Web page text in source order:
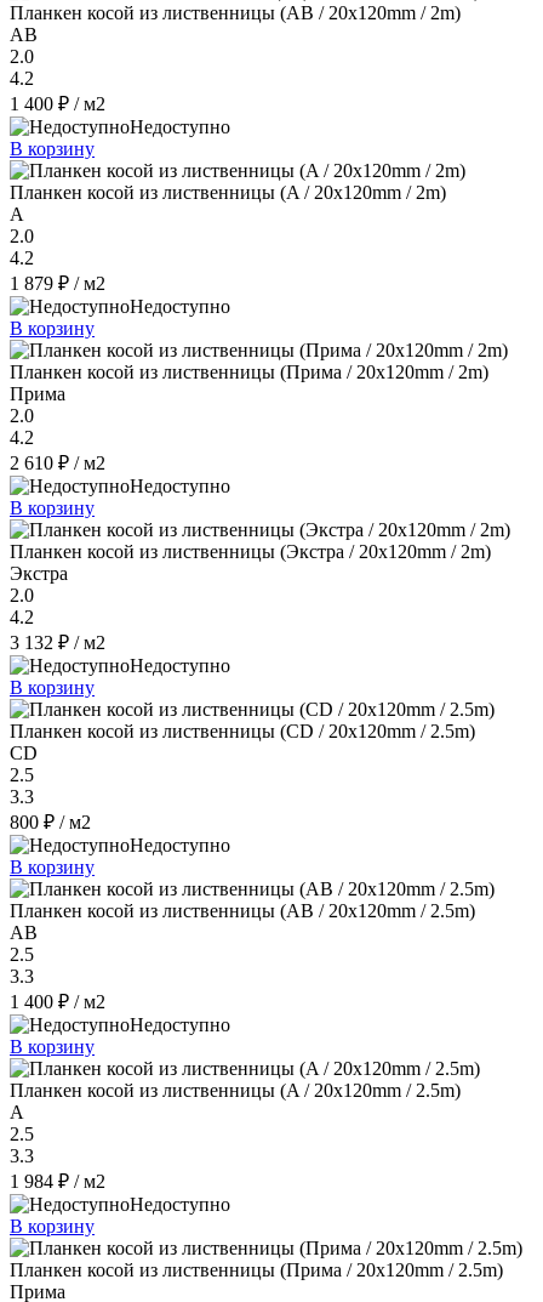
Планкен косой из лиственницы (AB / 20x120mm / 2m)
AB
2.0
4.2
1 400 ₽ / м2
Недоступно
В корзину
Планкен косой из лиственницы (A / 20x120mm / 2m)
A
2.0
4.2
1 879 ₽ / м2
Недоступно
В корзину
Планкен косой из лиственницы (Прима / 20x120mm / 2m)
Прима
2.0
4.2
2 610 ₽ / м2
Недоступно
В корзину
Планкен косой из лиственницы (Экстра / 20x120mm / 2m)
Экстра
2.0
4.2
3 132 ₽ / м2
Недоступно
В корзину
Планкен косой из лиственницы (CD / 20x120mm / 2.5m)
CD
2.5
3.3
800 ₽ / м2
Недоступно
В корзину
Планкен косой из лиственницы (AB / 20x120mm / 2.5m)
AB
2.5
3.3
1 400 ₽ / м2
Недоступно
В корзину
Планкен косой из лиственницы (A / 20x120mm / 2.5m)
A
2.5
3.3
1 984 ₽ / м2
Недоступно
В корзину
Планкен косой из лиственницы (Прима / 20x120mm / 2.5m)
Прима